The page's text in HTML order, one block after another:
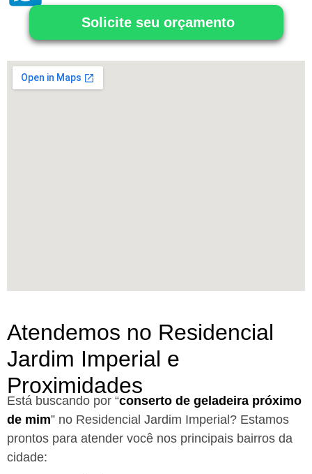
Solicite seu orçamento
Atendemos no Residencial
Jardim Imperial e
Proximidades
Está buscando por “conserto de geladeira próximo
de mim” no Residencial Jardim Imperial? Estamos
prontos para atender você nos principais bairros da
cidade: